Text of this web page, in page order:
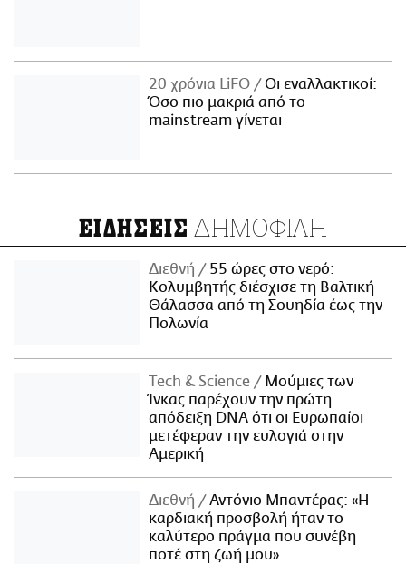
20 χρόνια LiFO
Οι εναλλακτικοί:
Όσο πιο μακριά από το
mainstream γίνεται
ΕΙΔΗΣΕΙΣ ΔΗΜΟΦΙΛΗ
Διεθνή
55 ώρες στο νερό:
Κολυμβητής διέσχισε τη Βαλτική
Θάλασσα από τη Σουηδία έως την
Πολωνία
Τech & Science
Μούμιες των
Ίνκας παρέχουν την πρώτη
απόδειξη DNA ότι οι Ευρωπαίοι
μετέφεραν την ευλογιά στην
Αμερική
Διεθνή
Αντόνιο Μπαντέρας: «Η
καρδιακή προσβολή ήταν το
καλύτερο πράγμα που συνέβη
ποτέ στη ζωή μου»